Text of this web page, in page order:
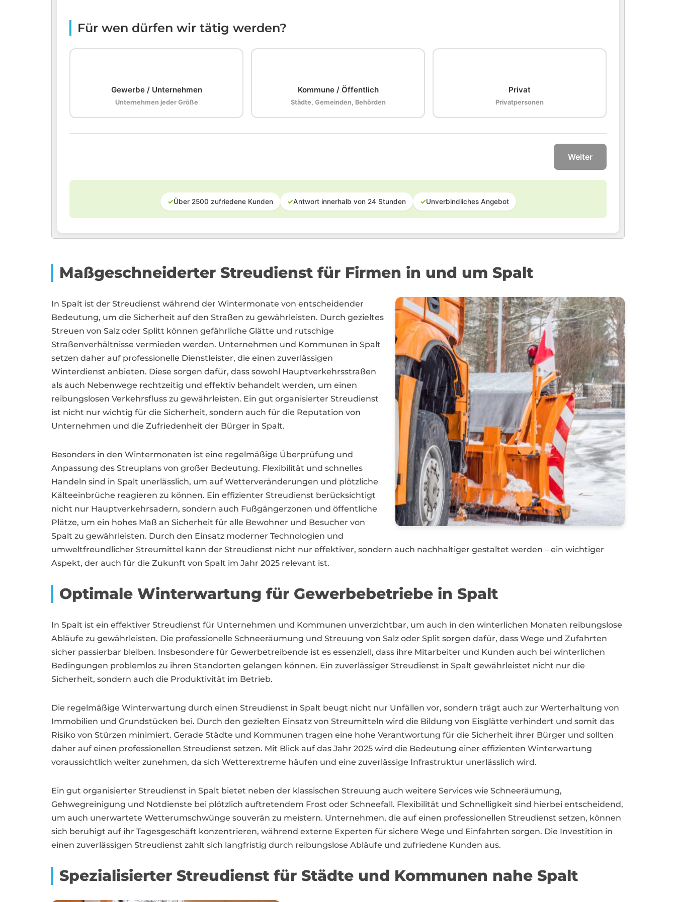
Für wen dürfen wir tätig werden?
Gewerbe / Unternehmen
Unternehmen jeder Größe
Kommune / Öffentlich
Städte, Gemeinden, Behörden
Privat
Privatpersonen
Weiter
✓Über 2500 zufriedene Kunden ✓Antwort innerhalb von 24 Stunden ✓Unverbindliches Angebot
Maßgeschneiderter Streudienst für Firmen in und um Spalt
In Spalt ist der Streudienst während der Wintermonate von entscheidender
Bedeutung, um die Sicherheit auf den Straßen zu gewährleisten. Durch gezieltes
Streuen von Salz oder Splitt können gefährliche Glätte und rutschige
Straßenverhältnisse vermieden werden. Unternehmen und Kommunen in Spalt
setzen daher auf professionelle Dienstleister, die einen zuverlässigen
Winterdienst anbieten. Diese sorgen dafür, dass sowohl Hauptverkehrsstraßen
als auch Nebenwege rechtzeitig und effektiv behandelt werden, um einen
reibungslosen Verkehrsfluss zu gewährleisten. Ein gut organisierter Streudienst
ist nicht nur wichtig für die Sicherheit, sondern auch für die Reputation von
Unternehmen und die Zufriedenheit der Bürger in Spalt.
Besonders in den Wintermonaten ist eine regelmäßige Überprüfung und
Anpassung des Streuplans von großer Bedeutung. Flexibilität und schnelles
Handeln sind in Spalt unerlässlich, um auf Wetterveränderungen und plötzliche
Kälteeinbrüche reagieren zu können. Ein effizienter Streudienst berücksichtigt
nicht nur Hauptverkehrsadern, sondern auch Fußgängerzonen und öffentliche
Plätze, um ein hohes Maß an Sicherheit für alle Bewohner und Besucher von
Spalt zu gewährleisten. Durch den Einsatz moderner Technologien und
umweltfreundlicher Streumittel kann der Streudienst nicht nur effektiver, sondern auch nachhaltiger gestaltet werden – ein wichtiger
Aspekt, der auch für die Zukunft von Spalt im Jahr 2025 relevant ist.
Optimale Winterwartung für Gewerbebetriebe in Spalt
In Spalt ist ein effektiver Streudienst für Unternehmen und Kommunen unverzichtbar, um auch in den winterlichen Monaten reibungslose
Abläufe zu gewährleisten. Die professionelle Schneeräumung und Streuung von Salz oder Split sorgen dafür, dass Wege und Zufahrten
sicher passierbar bleiben. Insbesondere für Gewerbetreibende ist es essenziell, dass ihre Mitarbeiter und Kunden auch bei winterlichen
Bedingungen problemlos zu ihren Standorten gelangen können. Ein zuverlässiger Streudienst in Spalt gewährleistet nicht nur die
Sicherheit, sondern auch die Produktivität im Betrieb.
Die regelmäßige Winterwartung durch einen Streudienst in Spalt beugt nicht nur Unfällen vor, sondern trägt auch zur Werterhaltung von
Immobilien und Grundstücken bei. Durch den gezielten Einsatz von Streumitteln wird die Bildung von Eisglätte verhindert und somit das
Risiko von Stürzen minimiert. Gerade Städte und Kommunen tragen eine hohe Verantwortung für die Sicherheit ihrer Bürger und sollten
daher auf einen professionellen Streudienst setzen. Mit Blick auf das Jahr 2025 wird die Bedeutung einer effizienten Winterwartung
voraussichtlich weiter zunehmen, da sich Wetterextreme häufen und eine zuverlässige Infrastruktur unerlässlich wird.
Ein gut organisierter Streudienst in Spalt bietet neben der klassischen Streuung auch weitere Services wie Schneeräumung,
Gehwegreinigung und Notdienste bei plötzlich auftretendem Frost oder Schneefall. Flexibilität und Schnelligkeit sind hierbei entscheidend,
um auch unerwartete Wetterumschwünge souverän zu meistern. Unternehmen, die auf einen professionellen Streudienst setzen, können
sich beruhigt auf ihr Tagesgeschäft konzentrieren, während externe Experten für sichere Wege und Einfahrten sorgen. Die Investition in
einen zuverlässigen Streudienst zahlt sich langfristig durch reibungslose Abläufe und zufriedene Kunden aus.
Spezialisierter Streudienst für Städte und Kommunen nahe Spalt